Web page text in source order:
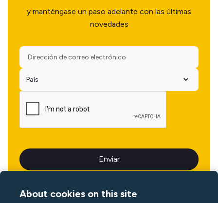
y manténgase un paso adelante con las últimas
novedades
About cookies on this site